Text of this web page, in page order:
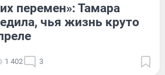
перемен»: Тамара
чья жизнь круто
1 402 3